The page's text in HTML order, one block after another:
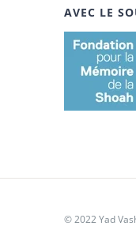
AVEC LE
© 2022 Yad